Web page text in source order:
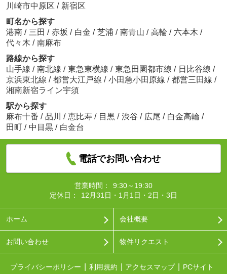
川崎市中原区 / 新宿区
町名から探す
港南 / 三田 / 赤坂 / 白金 / 芝浦 / 南青山 / 高輪 / 六本木 /
代々木 / 南麻布
路線から探す
山手線 / 南北線 / 東急東横線 / 東急田園都市線 / 日比谷線 /
京浜東北線 / 都営大江戸線 / 小田急小田原線 / 都営三田線 /
湘南新宿ライン宇須
駅から探す
麻布十番 / 品川 / 恵比寿 / 目黒 / 渋谷 / 広尾 / 白金高輪 /
田町 / 中目黒 / 白金台
電話でお問い合わせ
営業時間：
9:30～19:30
定休日：
12月31日・1月1日・2日・3日
ホーム 会社概要
お問い合わせ 物件リクエスト
プライバシーポリシー 利用規約 アクセスマップ
PCサイト